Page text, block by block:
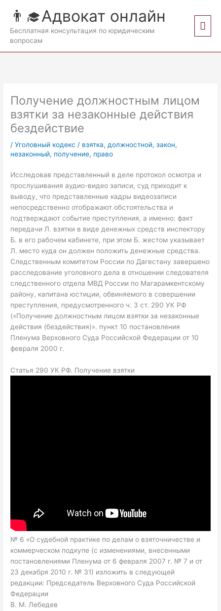
содержимому
👨‍🎓Адвокат онлайн
Бесплатная консультация по юридическим
вопросам
Получение должностным лицом
взятки за незаконные действия
бездействие
/Уголовный кодекс / взятка, должностной,закон,
незаконный, получение, право
Исследовав представленный в деле протокол осмотра и
прослушивания аудио-видео записи, суд приходит к
выводу, что представленные кадры видеозаписи
непосредственно отображают обстоятельства и
подтверждают событие преступления, а именно: факт
передачи Л. взятки в виде денежных средств инспектору
Б. в его рабочем кабинете, при этом Б. жестом указывает
Л. место куда он должен положить денежные средства.
Следственным комитетом России по Дагестану завершено
расследование уголовного дела в отношении следователя
следственного отдела МВД России по Магарамкентскому
району, капитана юстиции, обвиняемого в совершении
преступления, предусмотренного ч. 3 ст. 290 УК РФ
(«Получение должностным лицом взятки за незаконные
действия (бездействия)». пункт 10 постановления
Пленума Верховного Суда Российской Федерации от 10
февраля 2000 г.
Статья 290 УК РФ. Получение взятки
№ 6 «О судебной практике по делам о взяточничестве и
коммерческом подкупе (с изменениями, внесенными
постановлениями Пленума от 6 февраля 2007 г. № 7 и от
23 декабря 2010 г. № 31) изложить в следующей
редакции: Председатель Верховного Суда Российской
Федерации
В. М. Лебедев